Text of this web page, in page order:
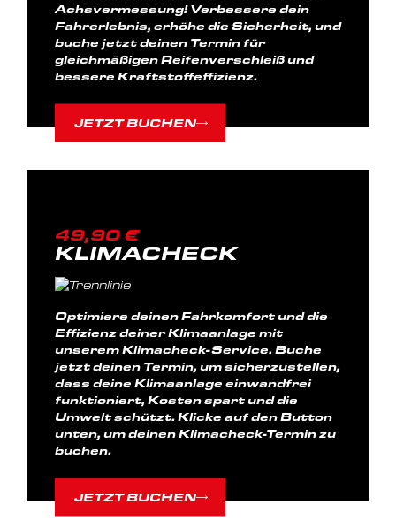
Achsvermessung! Verbessere dein
Fahrerlebnis, erhöhe die Sicherheit, und
buche jetzt deinen Termin für
gleichmäßigen Reifenverschleiß und
bessere Kraftstoffeffizienz.
JETZT BUCHEN
49,90 €
KLIMACHECK
Optimiere deinen Fahrkomfort und die
Effizienz deiner Klimaanlage mit
unserem Klimacheck-Service. Buche
jetzt deinen Termin, um sicherzustellen,
dass deine Klimaanlage einwandfrei
funktioniert, Kosten spart und die
Umwelt schützt. Klicke auf den Button
unten, um deinen Klimacheck-Termin zu
buchen.
JETZT BUCHEN